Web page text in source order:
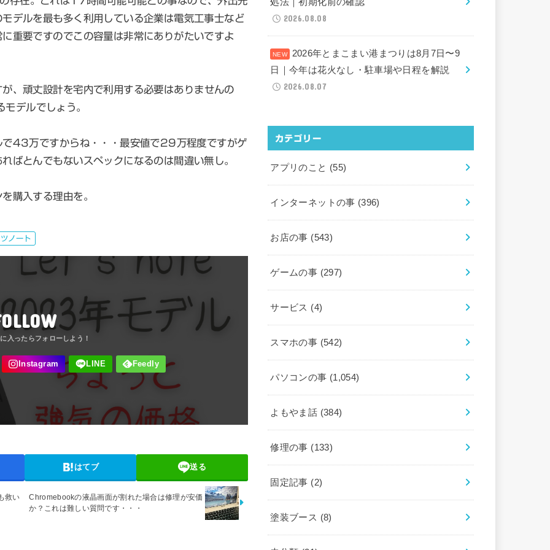
デルを最も多く利用している企業は電気工事士など
重要ですのでこの容量は非常にありがたいですよ
、頑丈設計を宅内で利用する必要はありませんの
デルでしょう。
で43万ですからね・・・最安値で29万程度ですがゲ
ばとんでもないスペックになるのは間違い無し。
購入する理由を。
ノート
はてブ 送る
Chromebookの液晶画面が割れた場合は修理が安価
か？これは難しい質問です・・・
救い
2026.08.08
2026年とまこまい港まつりは8月7日〜9
日｜今年は花火なし・駐車場や日程を解説
2026.08.07
カテゴリー
アプリのこと (55)
インターネットの事 (396)
お店の事 (543)
ゲームの事 (297)
サービス (4)
スマホの事 (542)
パソコンの事 (1,054)
よもやま話 (384)
修理の事 (133)
固定記事 (2)
塗装ブース (8)